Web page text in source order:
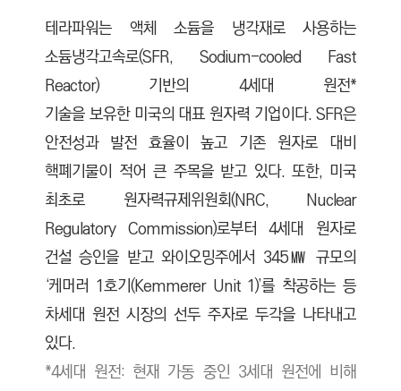
테라파워는 액체 소듐을 냉각재로 사용하는
소듐냉각고속로(SFR, Sodium-cooled Fast
Reactor) 기반의 4세대 원전*
기술을 보유한 미국의 대표 원자력 기업이다. SFR은
안전성과 발전 효율이 높고 기존 원자로 대비
핵폐기물이 적어 큰 주목을 받고 있다. 또한, 미국
최초로 원자력규제위원회(NRC, Nuclear
Regulatory Commission)로부터 4세대 원자로
건설 승인을 받고 와이오밍주에서 345㎿ 규모의
‘케머러 1호기(Kemmerer Unit 1)’를 착공하는 등
차세대 원전 시장의 선두 주자로 두각을 나타내고
있다.
*4세대 원전: 현재 가동 중인 3세대 원전에 비해